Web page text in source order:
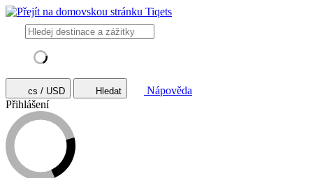
cs / USD Hledat
Nápověda
Přihlášení